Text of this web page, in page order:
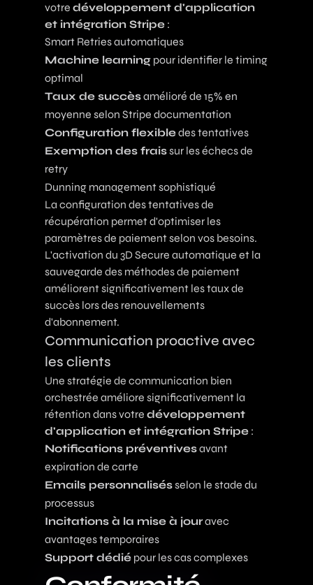
votre développement d'application
et intégration Stripe :
Smart Retries automatiques
Machine learning pour identifier le timing
optimal
Taux de succèsamélioré de 15% en
moyenne selon Stripe documentation
Configuration flexibledes tentatives
Exemption des fraissur les échecs de
retry
Dunning management sophistiqué
La configuration des tentatives de
récupération permet d'optimiser les
paramètres de paiement selon vos besoins.
L'activation du 3D Secure automatique et la
sauvegarde des méthodes de paiement
améliorent significativement les taux de
succès lors des renouvellements
d'abonnement.
Communication proactive avec
les clients
Une stratégie de communication bien
orchestrée améliore significativement la
rétention dans votre développement
d'application et intégration Stripe :
Notifications préventivesavant
expiration de carte
Emails personnalisésselon le stade du
processus
Incitations à la mise à jouravec
avantages temporaires
Support dédié pour les cas complexes